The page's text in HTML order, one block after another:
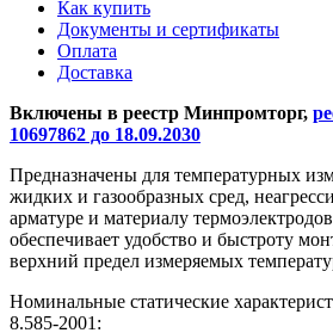
Как купить
Документы и сертификаты
Оплата
Доставка
Включены в реестр Минпромторг,
10697862 до 18.09.2030
Предназначены для температурных
жидких и газообразных сред,
арматуре и материалу
обеспечивает удобство и быстроту
верхний предел измеряемых
Номинальные статические
8.585-2001: